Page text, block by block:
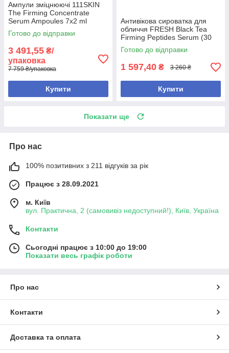
Ампули зміцнюючі 111SKIN
The Firming Concentrate
Serum Ampoules 7x2 ml
Готово до відправки
3 491,55 ₴/
упаковка
7 759 ₴/упаковка
Купити
Антивікова сироватка для
обличчя FRESH Black Tea
Firming Peptides Serum (30
мл)
Готово до відправки
1 597,40 ₴ 3 260 ₴
Купити
Показати ще
Про нас
100% позитивних з 211 відгуків за рік
Працює з 28.09.2021
м. Київ
вул. Практична, 2 (самовивіз недоступний!), Київ, Україна
Контакти
Сьогодні працює з 10:00 до 19:00
Показати весь графік роботи
Про нас
Контакти
Доставка та оплата